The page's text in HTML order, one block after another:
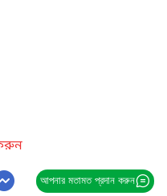
আপনার মতামত প্রদান করুন